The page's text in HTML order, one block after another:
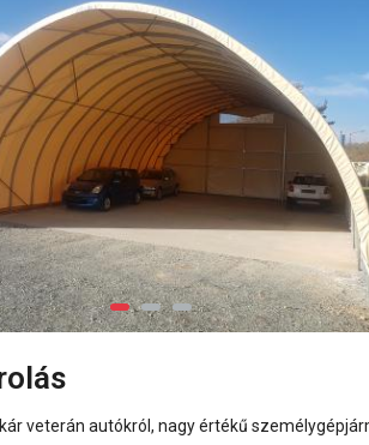
veterán autókról, nagy értékű